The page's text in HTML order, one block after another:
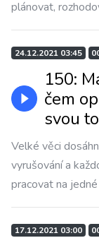
plánovat,
24.12.2021 03:45
150:
čem
svou
Velké věci
vyrušování a
pracovat na
17.12.2021 03:00